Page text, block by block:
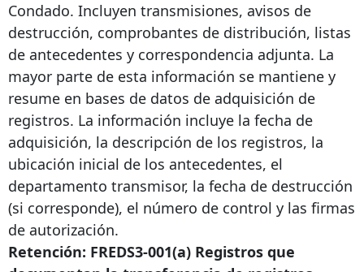
Condado. Incluyen transmisiones, avisos de
destrucción, comprobantes de distribución, listas
de antecedentes y correspondencia adjunta. La
mayor parte de esta información se mantiene y
resume en bases de datos de adquisición de
registros. La información incluye la fecha de
adquisición, la descripción de los registros, la
ubicación inicial de los antecedentes, el
departamento transmisor, la fecha de destrucción
(si corresponde), el número de control y las firmas
de autorización.
Retención: FREDS3-001(a) Registros que